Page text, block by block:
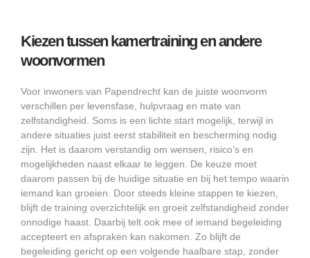
Kiezen tussen kamertraining en andere
woonvormen
Voor inwoners van Papendrecht kan de juiste woonvorm
verschillen per levensfase, hulpvraag en mate van
zelfstandigheid. Soms is een lichte start mogelijk, terwijl in
andere situaties juist eerst stabiliteit en bescherming nodig
zijn. Het is daarom verstandig om wensen, risico’s en
mogelijkheden naast elkaar te leggen. De keuze moet
daarom passen bij de huidige situatie en bij het tempo waarin
iemand kan groeien. Door steeds kleine stappen te kiezen,
blijft de training overzichtelijk en groeit zelfstandigheid zonder
onnodige haast. Daarbij telt ook mee of iemand begeleiding
accepteert en afspraken kan nakomen. Zo blijft de
begeleiding gericht op een volgende haalbare stap, zonder